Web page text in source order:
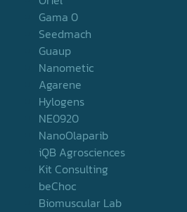
Gama 0
Seedmach
Guaup
Nanometic
Agarene
Hylogens
NE0920
NanoOlaparib
iQB Agrosciences
Kit Consulting
beChoc
Biomuscular Lab